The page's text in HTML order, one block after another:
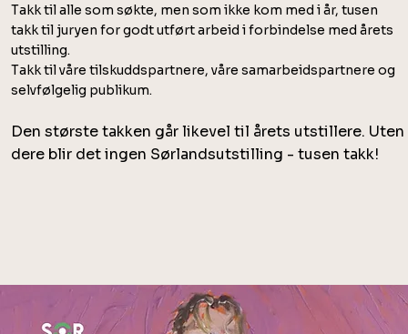
Takk til alle som søkte, men som ikke kom med i år, tusen
takk til juryen for godt utført arbeid i forbindelse med årets
utstilling.
Takk til våre tilskuddspartnere, våre samarbeidspartnere og
selvfølgelig publikum.
Den største takken går likevel til årets utstillere. Uten
dere blir det ingen Sørlandsutstilling - tusen takk!